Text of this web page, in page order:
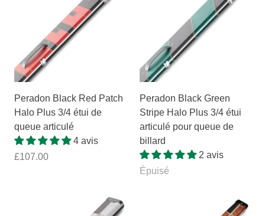
Peradon Black Red Patch
Halo Plus 3/4 étui de
queue articulé
4 avis
£107.00
Peradon Black Green
Stripe Halo Plus 3/4 étui
articulé pour queue de
billard
2 avis
Épuisé